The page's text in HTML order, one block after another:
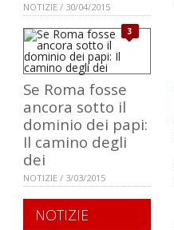
NOTIZIE / 30/04/2015
3
Se Roma fosse
ancora sotto il
dominio dei papi:
Il camino degli
dei
NOTIZIE / 3/03/2015
NOTIZIE